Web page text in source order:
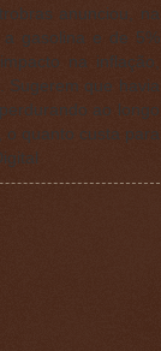
anunciou, na
gasolina e de 5%
na inflação,
Sugerem que havia
ao longo
quanto custa para